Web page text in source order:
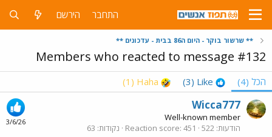
התחבר הירשם
** שרשור בוקר - היום ה86 בבית - עדכונים **
Members who reacted to message #132
הכל (4)
Like
(3)
Haha
(1)
3/6/26
Wicca777
Well-known member
הודעות 522
Reaction score 451 נקודות 63